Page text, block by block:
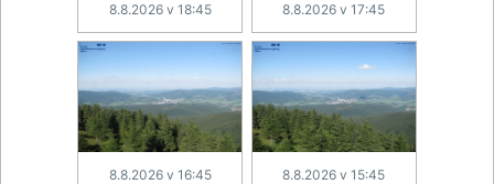
8.8.2026 v 18:45 8.8.2026 v 17:45
8.8.2026 v 16:45 8.8.2026 v 15:45